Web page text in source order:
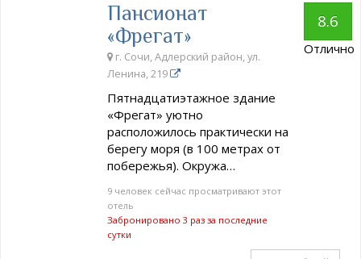
Пансионат
«Фрегат»
г. Сочи, Адлерский район, ул.
Ленина, 219
Пятнадцатиэтажное здание
«Фрегат» уютно
расположилось практически на
берегу моря (в 100 метрах от
побережья). Окружа…
9 человек сейчас просматривают этот
отель
Забронировано 3 раз за последние
сутки
8.6
Отлично